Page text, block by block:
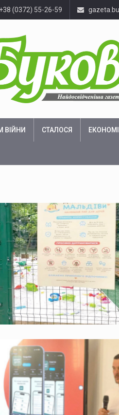
(0372) 55-26-59
ВІЙНИ СТАЛОСЯ